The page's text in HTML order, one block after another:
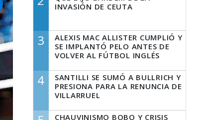
TIENE QUE HACER"
INVASIÓN DE CEUTA
3
ALEXIS MAC ALLISTER CUMPLIÓ Y
SE IMPLANTÓ PELO ANTES DE
VOLVER AL FÚTBOL INGLÉS
4
SANTILLI SE SUMÓ A BULLRICH Y
PRESIONA PARA LA RENUNCIA DE
VILLARRUEL
CHAUVINISMO BOBO Y CRISIS